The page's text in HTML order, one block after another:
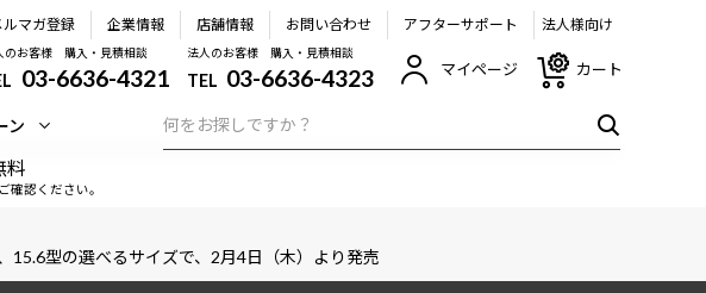
ルマガ登録 企業情報 店舗情報 お問い合わせ アフターサポート 法人様向け
のお客様 購入・見積相談
03-6636-4321
法人のお客様 購入・見積相談
TEL 03-6636-4323 マイページ カート
ン
料
確認ください。
15.6型の選べるサイズで、2月4日（木）より発売